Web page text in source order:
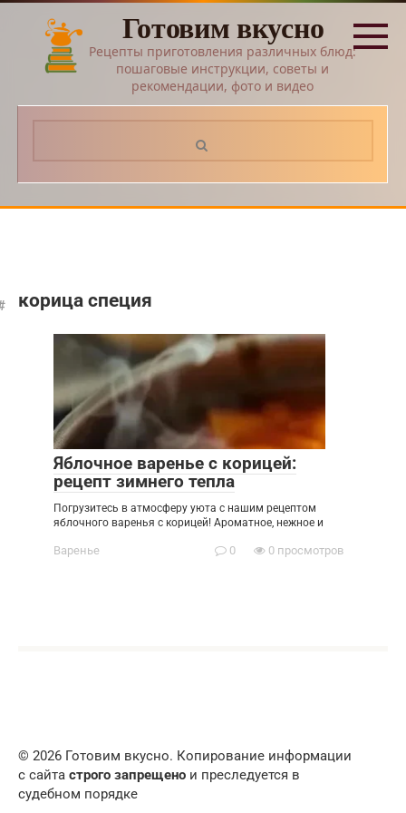
Перейти
контенту
Готовим вкусно
Рецепты приготовления различных блюд:
пошаговые инструкции, советы и
рекомендации, фото и видео
корица специя
Яблочное варенье с корицей:
рецепт зимнего тепла
Погрузитесь в атмосферу уюта с нашим рецептом
яблочного варенья с корицей! Ароматное, нежное и
Варенье 0 0 просмотров
© 2026 Готовим вкусно. Копирование информации
с сайта строго запрещено и преследуется в
судебном порядке